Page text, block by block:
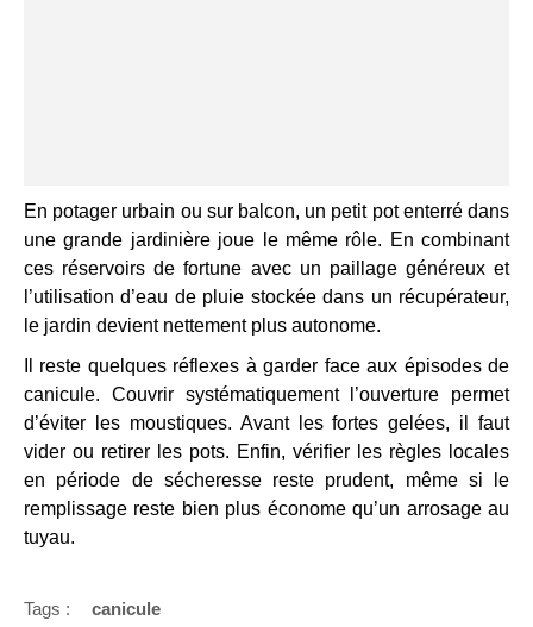
En potager urbain ou sur balcon, un petit pot enterré dans
une grande jardinière joue le même rôle. En combinant
ces réservoirs de fortune avec un paillage généreux et
l’utilisation d’eau de pluie stockée dans un récupérateur,
le jardin devient nettement plus autonome.
Il reste quelques réflexes à garder face aux épisodes de
canicule. Couvrir systématiquement l’ouverture permet
d’éviter les moustiques. Avant les fortes gelées, il faut
vider ou retirer les pots. Enfin, vérifier les règles locales
en période de sécheresse reste prudent, même si le
remplissage reste bien plus économe qu’un arrosage au
tuyau.
Tags :
canicule